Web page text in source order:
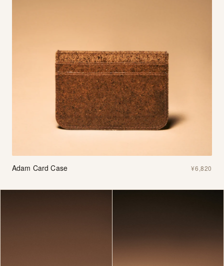
Adam Card Case ¥6,820